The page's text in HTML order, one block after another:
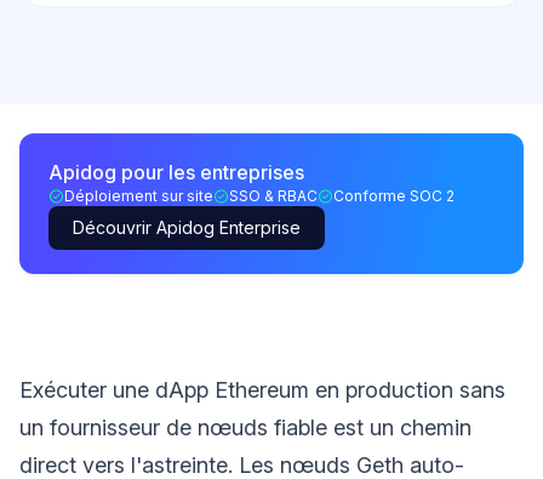
Apidog pour les entreprises
Déploiement sur site SSO & RBAC Conforme SOC 2
Découvrir Apidog Enterprise
Exécuter une dApp Ethereum en production sans
un fournisseur de nœuds fiable est un chemin
direct vers l'astreinte. Les nœuds Geth auto-